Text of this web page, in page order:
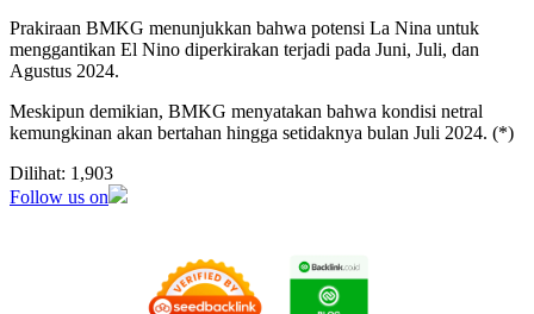
Prakiraan BMKG menunjukkan bahwa potensi La Nina untuk
menggantikan El Nino diperkirakan terjadi pada Juni, Juli, dan
Agustus 2024.
Meskipun demikian, BMKG menyatakan bahwa kondisi netral
kemungkinan akan bertahan hingga setidaknya bulan Juli 2024. (*)
Dilihat: 1,903
Follow us on